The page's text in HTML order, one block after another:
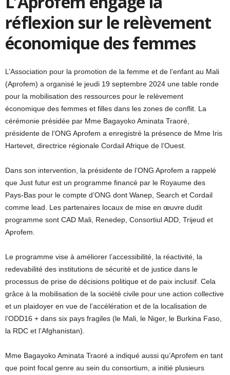
réflexion sur le relèvement
économique des femmes
L’Association pour la promotion de la femme et de l’enfant au Mali
(Aprofem) a organisé le jeudi 19 septembre 2024 une table ronde
pour la mobilisation des ressources pour le relèvement
économique des femmes et filles dans les zones de conflit. La
cérémonie présidée par Mme Bagayoko Aminata Traoré,
présidente de l’ONG Aprofem a enregistré la présence de Mme Iris
Hartevet, directrice régionale Cordail Afrique de l’Ouest.
Dans son intervention, la présidente de l’ONG Aprofem a rappelé
que Just futur est un programme financé par le Royaume des
Pays-Bas pour le compte d’ONG dont Wanep, Search et Cordail
comme lead. Les partenaires locaux de mise en œuvre dudit
programme sont CAD Mali, Renedep, Consortiul ADD, Trijeud et
Aprofem.
Le programme vise à améliorer l’accessibilité, la réactivité, la
redevabilité des institutions de sécurité et de justice dans le
processus de prise de décisions politique et de paix inclusif. Cela
grâce à la mobilisation de la société civile pour une action collective
et un plaidoyer en vue de l’accélération et de la localisation de
l’ODD16 + dans six pays fragiles (le Mali, le Niger, le Burkina Faso,
la RDC et l’Afghanistan).
Mme Bagayoko Aminata Traoré a indiqué aussi qu’Aprofem en tant
que point focal genre au sein du consortium, a initié plusieurs